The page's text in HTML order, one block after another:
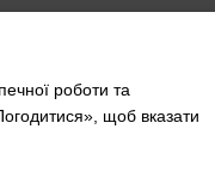
роботи та
щоб вказати